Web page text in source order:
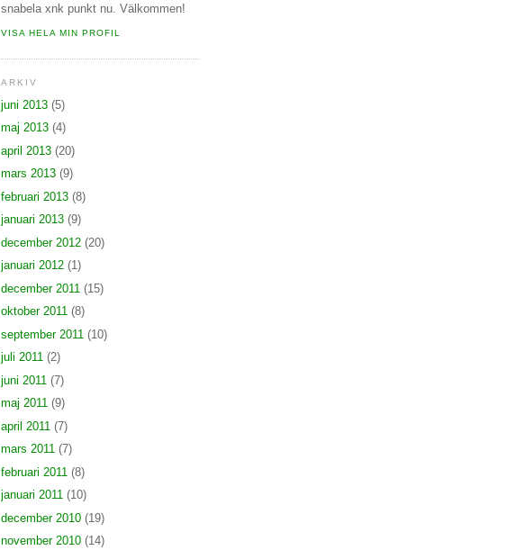
snabela xnk punkt nu. Välkommen!
VISA HELA MIN PROFIL
ARKIV
juni 2013 (5)
maj 2013 (4)
april 2013 (20)
mars 2013 (9)
februari 2013 (8)
januari 2013 (9)
december 2012 (20)
januari 2012 (1)
december 2011 (15)
oktober 2011 (8)
september 2011 (10)
juli 2011 (2)
juni 2011 (7)
maj 2011 (9)
april 2011 (7)
mars 2011 (7)
februari 2011 (8)
januari 2011 (10)
december 2010 (19)
november 2010 (14)